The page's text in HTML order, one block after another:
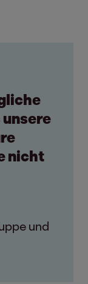
nicht
und